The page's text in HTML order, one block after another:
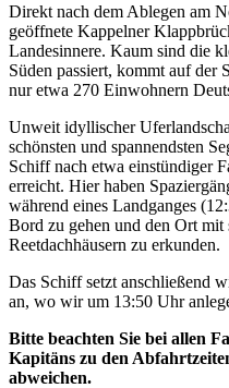
Direkt nach dem Ablegen am
geöffnete Kappelner
Landesinnere. Kaum sind die
Süden passiert, kommt auf der
nur etwa 270 Einwohnern
Unweit idyllischer
schönsten und spannendsten
Schiff nach etwa einstündiger
erreicht. Hier haben
während eines Landganges
Bord zu gehen und den Ort mit
Reetdachhäusern zu erkunden.
Das Schiff setzt anschließend
an, wo wir um 13:50 Uhr
Bitte beachten Sie bei allen
Kapitäns zu den
abweichen.